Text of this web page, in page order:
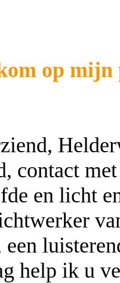
op
contact
en licht
een
help ik u